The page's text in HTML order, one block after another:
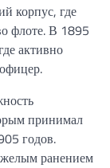
корпус, где
флоте. В 1895
активно
принимал
годов.
ранением